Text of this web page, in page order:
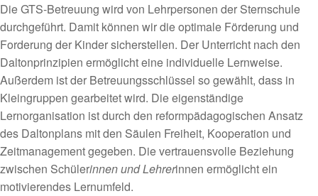
Die GTS-Betreuung wird von Lehrpersonen der Sternschule
durchgeführt. Damit können wir die optimale Förderung und
Forderung der Kinder sicherstellen. Der Unterricht nach den
Daltonprinzipien ermöglicht eine individuelle Lernweise.
Außerdem ist der Betreuungsschlüssel so gewählt, dass in
Kleingruppen gearbeitet wird. Die eigenständige
Lernorganisation ist durch den reformpädagogischen Ansatz
des Daltonplans mit den Säulen Freiheit, Kooperation und
Zeitmanagement gegeben. Die vertrauensvolle Beziehung
zwischen Schülerinnen und Lehrerinnen ermöglicht ein
motivierendes Lernumfeld.